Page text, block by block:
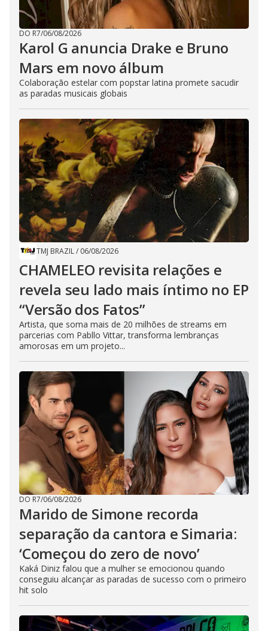
DO R7/06/08/2026
Karol G anuncia Drake e Bruno
Mars em novo álbum
Colaboração estelar com popstar latina promete sacudir
as paradas musicais globais
TMJ BRAZIL/ 06/08/2026
CHAMELEO revisita relações e
revela seu lado mais íntimo no EP
“Versão dos Fatos”
Artista, que soma mais de 20 milhões de streams em
parcerias com Pabllo Vittar, transforma lembranças
amorosas em um projeto...
DO R7/06/08/2026
Marido de Simone recorda
separação da cantora e Simaria:
‘Começou do zero de novo’
Kaká Diniz falou que a mulher se emocionou quando
conseguiu alcançar as paradas de sucesso com o primeiro
hit solo